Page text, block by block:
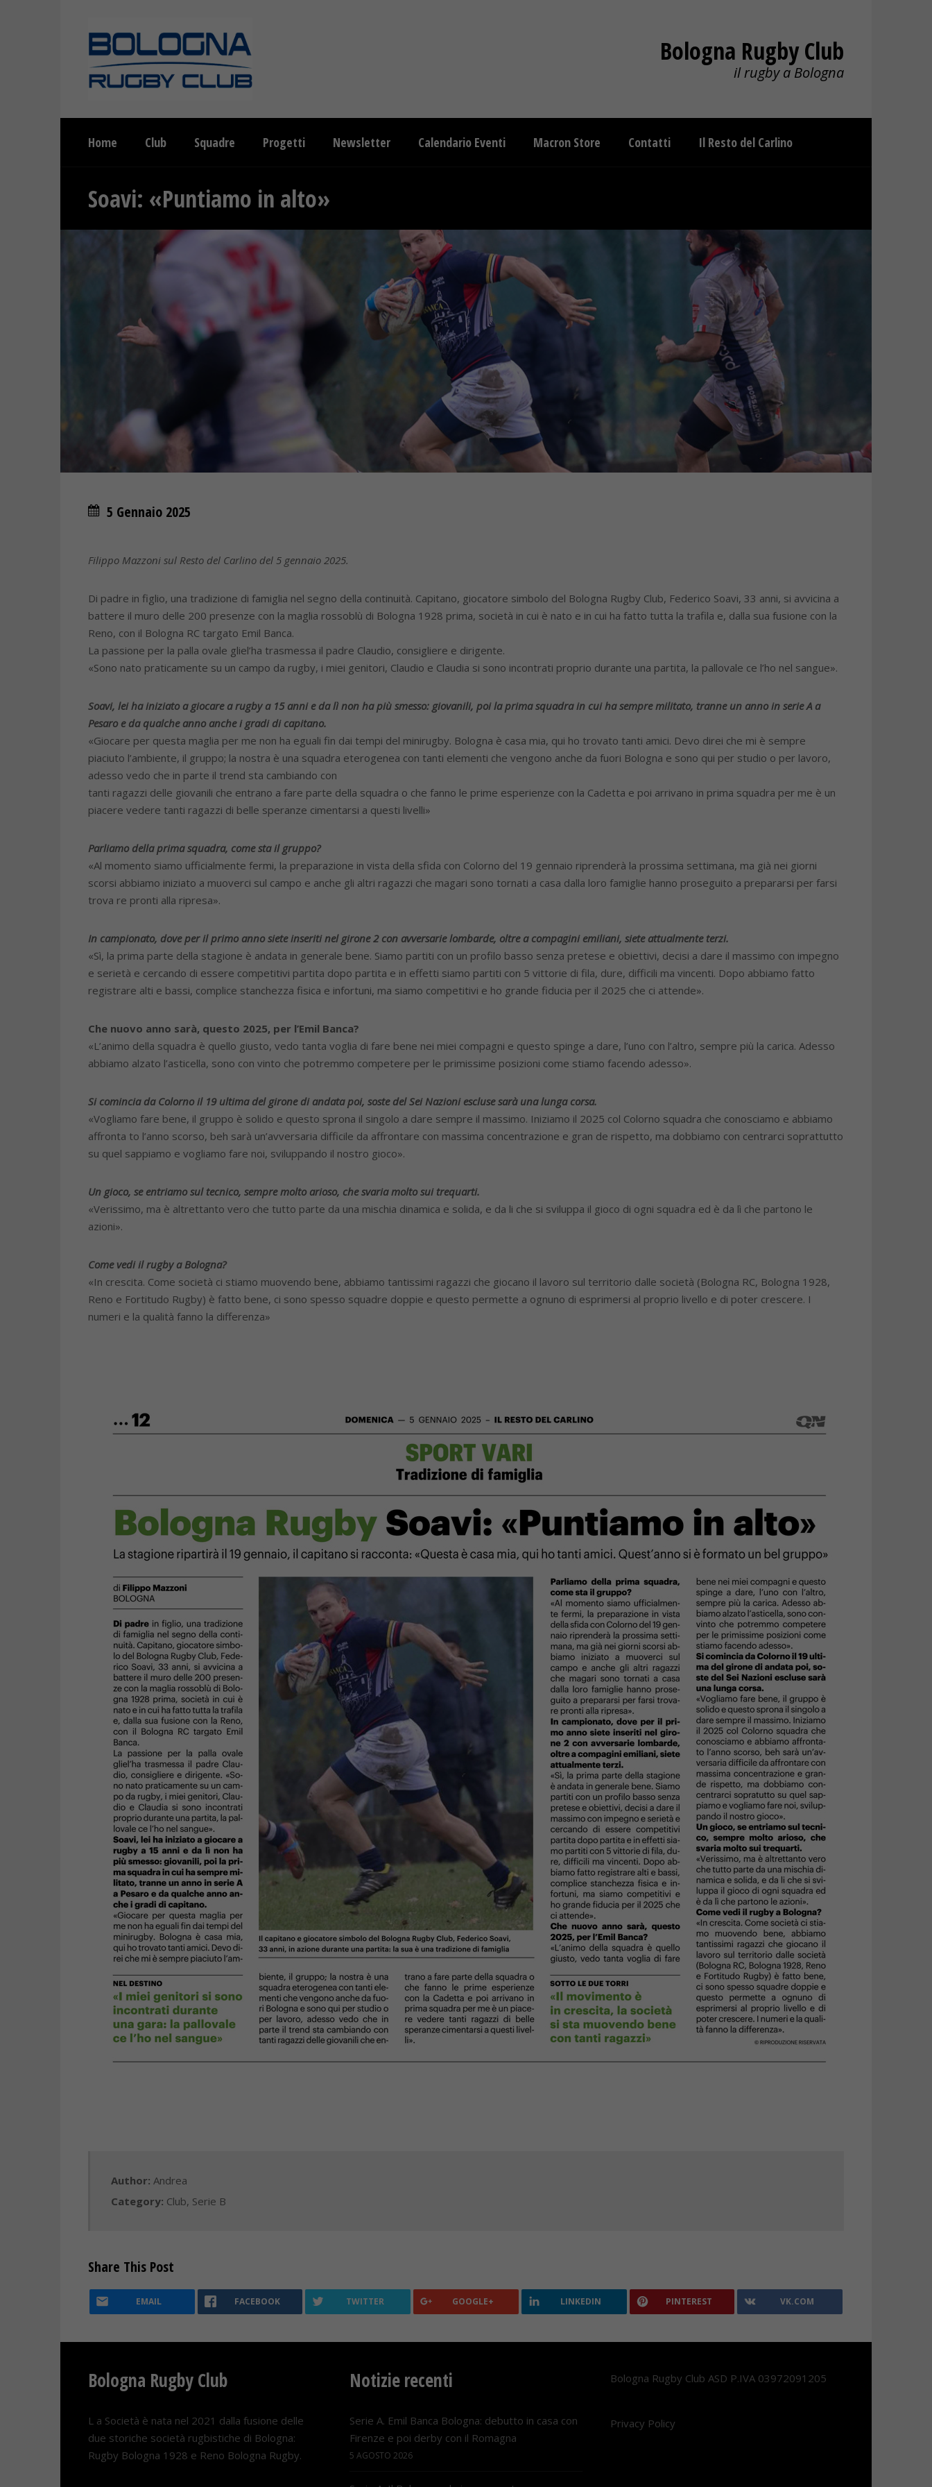
Bologna Rugby Club
il rugby a Bologna
Home Club Squadre Progetti Newsletter Calendario Eventi Macron Store Contatti Il Resto del Carlino
Soavi: «Puntiamo in alto»
5 Gennaio 2025
Filippo Mazzoni sul Resto del Carlino del 5 gennaio 2025.
Di padre in figlio, una tradizione di famiglia nel segno della continuità. Capitano, giocatore simbolo del Bologna Rugby Club, Federico Soavi, 33 anni, si avvicina a
battere il muro delle 200 presenze con la maglia rossoblù di Bologna 1928 prima, società in cui è nato e in cui ha fatto tutta la trafila e, dalla sua fusione con la
Reno, con il Bologna RC targato Emil Banca.
La passione per la palla ovale gliel’ha trasmessa il padre Claudio, consigliere e dirigente.
«Sono nato praticamente su un campo da rugby, i miei genitori, Claudio e Claudia si sono incontrati proprio durante una partita, la pallovale ce l’ho nel sangue».
Soavi, lei ha iniziato a giocare a rugby a 15 anni e da lì non ha più smesso: giovanili, poi la prima squadra in cui ha sempre militato, tranne un anno in serie A a
Pesaro e da qualche anno anche i gradi di capitano.
«Giocare per questa maglia per me non ha eguali fin dai tempi del minirugby. Bologna è casa mia, qui ho trovato tanti amici. Devo direi che mi è sempre
piaciuto l’ambiente, il gruppo; la nostra è una squadra eterogenea con tanti elementi che vengono anche da fuori Bologna e sono qui per studio o per lavoro,
adesso vedo che in parte il trend sta cambiando con
tanti ragazzi delle giovanili che entrano a fare parte della squadra o che fanno le prime esperienze con la Cadetta e poi arrivano in prima squadra per me è un
piacere vedere tanti ragazzi di belle speranze cimentarsi a questi livelli»
Parliamo della prima squadra, come sta il gruppo?
«Al momento siamo ufficialmente fermi, la preparazione in vista della sfida con Colorno del 19 gennaio riprenderà la prossima settimana, ma già nei giorni
scorsi abbiamo iniziato a muoverci sul campo e anche gli altri ragazzi che magari sono tornati a casa dalla loro famiglie hanno proseguito a prepararsi per farsi
trova re pronti alla ripresa».
In campionato, dove per il primo anno siete inseriti nel girone 2 con avversarie lombarde, oltre a compagini emiliani, siete attualmente terzi.
«Sì, la prima parte della stagione è andata in generale bene. Siamo partiti con un profilo basso senza pretese e obiettivi, decisi a dare il massimo con impegno
e serietà e cercando di essere competitivi partita dopo partita e in effetti siamo partiti con 5 vittorie di fila, dure, difficili ma vincenti. Dopo abbiamo fatto
registrare alti e bassi, complice stanchezza fisica e infortuni, ma siamo competitivi e ho grande fiducia per il 2025 che ci attende».
Che nuovo anno sarà, questo 2025, per l’Emil Banca?
«L’animo della squadra è quello giusto, vedo tanta voglia di fare bene nei miei compagni e questo spinge a dare, l’uno con l’altro, sempre più la carica. Adesso
abbiamo alzato l’asticella, sono con vinto che potremmo competere per le primissime posizioni come stiamo facendo adesso».
Si comincia da Colorno il 19 ultima del girone di andata poi, soste del Sei Nazioni escluse sarà una lunga corsa.
«Vogliamo fare bene, il gruppo è solido e questo sprona il singolo a dare sempre il massimo. Iniziamo il 2025 col Colorno squadra che conosciamo e abbiamo
affronta to l’anno scorso, beh sarà un’avversaria difficile da affrontare con massima concentrazione e gran de rispetto, ma dobbiamo con centrarci soprattutto
su quel sappiamo e vogliamo fare noi, sviluppando il nostro gioco».
Un gioco, se entriamo sul tecnico, sempre molto arioso, chesvaria molto sui trequarti.
«Verissimo, ma è altrettanto vero che tutto parte da una mischia dinamica e solida, e da li che si sviluppa il gioco di ogni squadra ed è da lì che partono le
azioni».
Come vedi il rugby a Bologna?
«In crescita. Come società ci stiamo muovendo bene, abbiamo tantissimi ragazzi che giocano il lavoro sul territorio dalle società (Bologna RC, Bologna 1928,
Reno e Fortitudo Rugby) è fatto bene, ci sono spesso squadre doppie e questo permette a ognuno di esprimersi al proprio livello e di poter crescere. I
numeri e la qualità fanno la differenza»
Author: Andrea
Category: Club, Serie B
Share This Post
EMAIL FACEBOOK TWITTER GOOGLE+ LINKEDIN PINTEREST VK.COM
Bologna Rugby Club
L a Società è nata nel 2021 dalla fusione delle
due storiche società rugbistiche di Bologna:
Rugby Bologna 1928 e Reno Bologna Rugby.
Notizie recenti
Serie A. Emil Banca Bologna: debutto in casa con
Firenze e poi derby con il Romagna
5 AGOSTO 2026
Bologna Rugby Club ASD P.IVA 03972091205
Privacy Policy